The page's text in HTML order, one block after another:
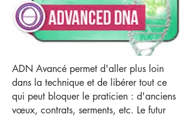
ADN Avancé permet d'aller plus loin
dans la technique et de libérer tout ce
qui peut bloquer le praticien : d'anciens
vœux, contrats, serments, etc. Le futur